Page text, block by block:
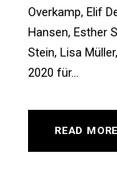
Overkamp, Elif
Hansen, Esther
Stein, Lisa
2020 für...
READ MORE